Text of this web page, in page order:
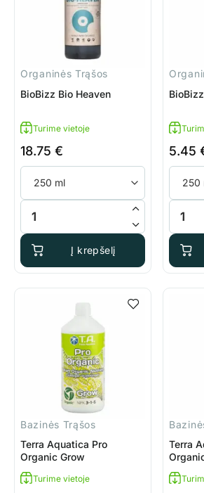
Organinės Trąšos
BioBizz Bio Heaven
Turime vietoje
18.75 €
produkto kiekis: BioBizz Bio Heaven
Į krepšelį
5.45
Bazinės Trąšos
Terra Aquatica Pro
Organic Grow
Turime vietoje
Terra